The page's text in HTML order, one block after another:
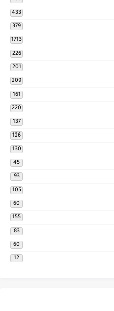
433
379
1713
226
201
209
161
220
137
126
130
45
93
105
60
155
83
60
12